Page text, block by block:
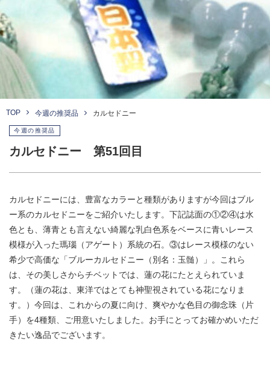
TOP 今週の推奨品 カルセドニー
今週の推奨品
カルセドニー 第51回目
カルセドニーには、豊富なカラーと種類がありますが今回はブル
ー系のカルセドニーをご紹介いたします。下記誌面の①②④は水
色とも、薄青とも言えない綺麗な乳白色系をベースに青いレース
模様が入った瑪瑙（アゲート）系統の石。③はレース模様のない
希少で高価な「ブルーカルセドニー（別名：玉髄）」。これら
は、その美しさからチベットでは、蓮の花にたとえられていま
す。（蓮の花は、東洋ではとても神聖視されている花になりま
す。）今回は、これからの夏に向け、爽やかな色目の御念珠（片
手）を4種類、ご用意いたしました。お手にとってお確かめいただ
きたい逸品でございます。